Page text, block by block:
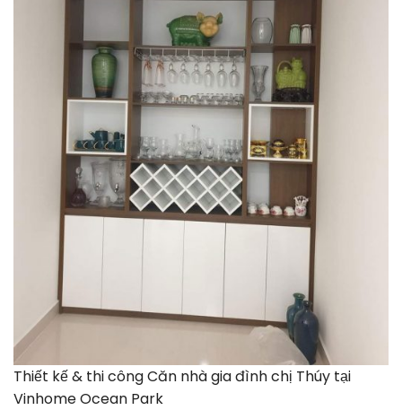
Thiết kế & thi công Căn nhà gia đình chị Thúy tại
Vinhome Ocean Park